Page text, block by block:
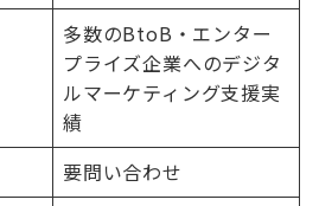
多数のBtoB・エンター
プライズ企業へのデジタ
ルマーケティング支援実
績
要問い合わせ